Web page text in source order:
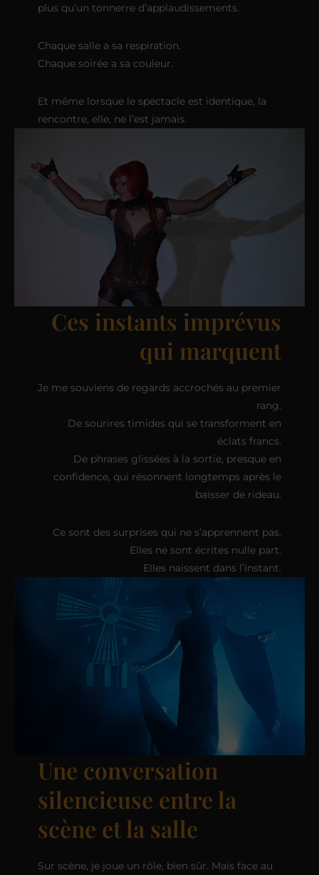
plus qu’un tonnerre d’applaudissements.
Chaque salle a sa respiration.
Chaque soirée a sa couleur.
Et même lorsque le spectacle est identique, la
rencontre, elle, ne l’est jamais.
Ces instants imprévus
qui marquent
Je me souviens de regards accrochés au premier
rang.
De sourires timides qui se transforment en
éclats francs.
De phrases glissées à la sortie, presque en
confidence, qui résonnent longtemps après le
baisser de rideau.
Ce sont des surprises qui ne s’apprennent pas.
Elles ne sont écrites nulle part.
Elles naissent dans l’instant.
Une conversation
silencieuse entre la
scène et la salle
Sur scène, je joue un rôle, bien sûr. Mais face au